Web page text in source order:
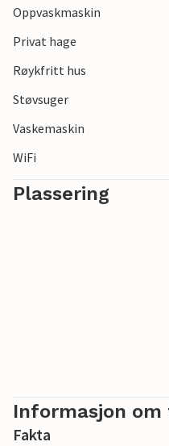
Oppvaskmaskin
Privat hage
Røykfritt hus
Støvsuger
Vaskemaskin
WiFi
Plassering
Informasjon
Fakta